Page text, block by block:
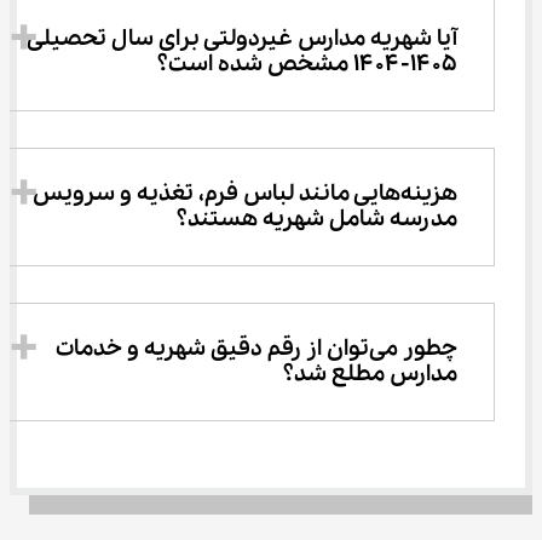
آیا شهریه مدارس غیردولتی برای سال تحصیلی
۱۴۰۵-۱۴۰۴ مشخص شده است؟
هزینه‌هایی مانند لباس فرم، تغذیه و سرویس
مدرسه شامل شهریه هستند؟
چطور می‌توان از رقم دقیق شهریه و خدمات
مدارس مطلع شد؟